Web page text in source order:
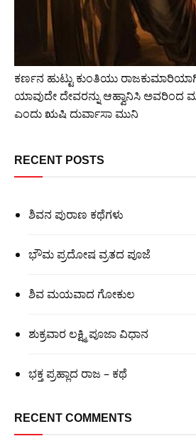
ಕರ್ಣನ ಹುಟ್ಟು ಕುಂತಿಯು
ಯಾವುದೇ ದೇವರನ್ನು ಆಹ್ವಾನಿಸಿ ಅವರಿಂದ
ಎಂದು ಋಷಿ ದುರ್ವಾಸಾ ಮುನಿ
RECENT POSTS
ಶಿವನ ಪುರಾಣ ಕಥೆಗಳು
ಭೌಮ ಪ್ರದೋಷ ವ್ರತದ ಪೂಜೆ
ಶಿವ ಮಯವಾದ ಗೋಕುಲ
ಶುಕ್ರವಾರ ಲಕ್ಷ್ಮಿ ಪೂಜಾ ವಿಧಾನ
ಭಕ್ತ ಪ್ರಹ್ಲಾದ ರಾಜ – ಕಥೆ
RECENT COMMENTS